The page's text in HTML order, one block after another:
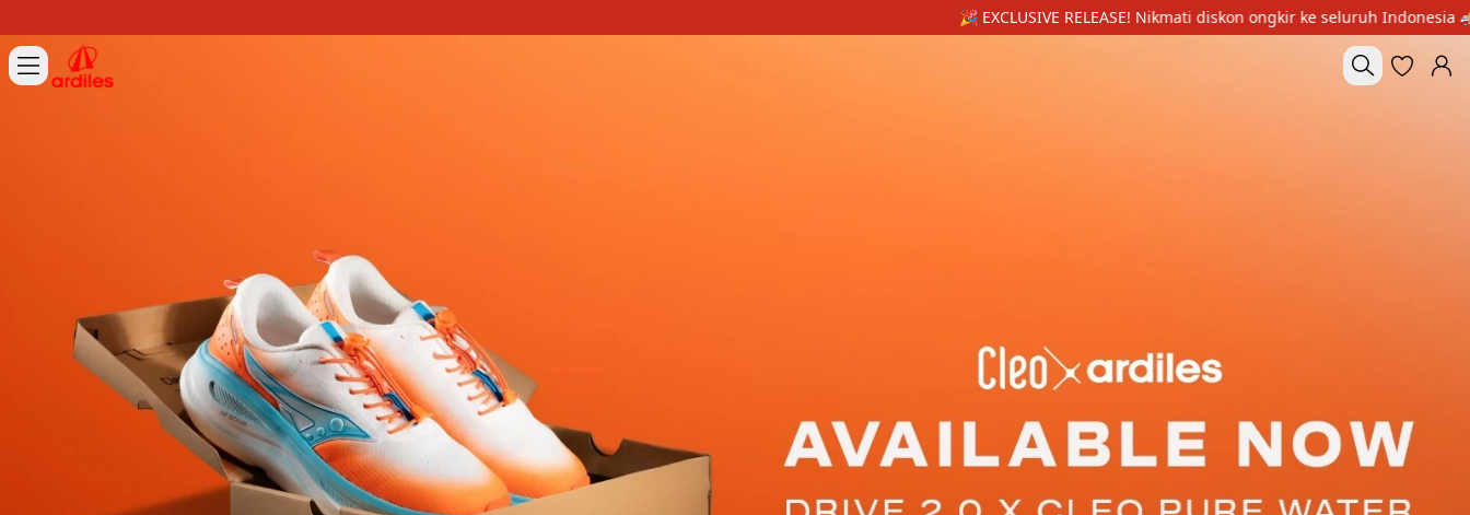
🎉 EXCLUSIVE RELEASE! Nikmati diskon ongkir ke seluruh Indonesia 🚚 | Yuk belanja